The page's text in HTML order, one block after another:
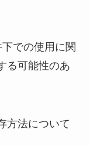
均のダイソーや
る？レジ袋収納
ムは100均で売
ダイソーで冬越
での使用に関
る可能性のあ
方法について